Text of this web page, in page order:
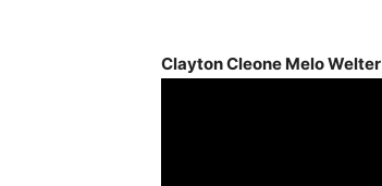
Clayton Cleone Melo Welter